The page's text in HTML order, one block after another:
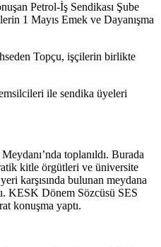
Petrol-İş Sendikası Şube
1 Mayıs Emek ve Dayanışma
Topçu, işçilerin birlikte
ile sendika üyeleri
toplanıldı. Burada
kitle örgütleri ve üniversite
karşısında bulunan meydana
KESK Dönem Sözcüsü SES
konuşma yaptı.